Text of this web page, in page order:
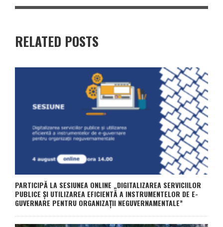
RELATED POSTS
PARTICIPĂ LA SESIUNEA ONLINE „DIGITALIZAREA SERVICIILOR
PUBLICE ȘI UTILIZAREA EFICIENTĂ A INSTRUMENTELOR DE E-
GUVERNARE PENTRU ORGANIZAȚII NEGUVERNAMENTALE”